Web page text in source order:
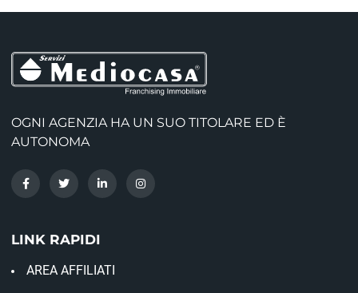
OGNI AGENZIA HA UN SUO TITOLARE ED È
AUTONOMA
LINK RAPIDI
AREA AFFILIATI